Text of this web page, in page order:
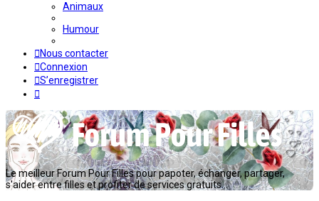
Animaux
Humour
Nous contacter
Connexion
S’enregistrer
Le meilleur Forum Pour Filles pour papoter, échanger, partager,
s'aider entre filles et profiter de services gratuits...